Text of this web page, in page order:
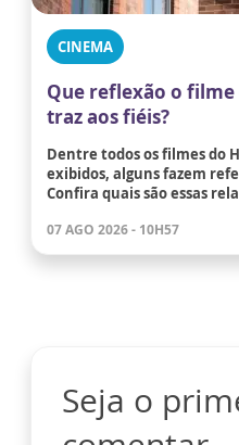
CINEMA
Que reflexão o
traz aos fiéis?
Dentre todos os filmes do
exibidos, alguns fazem
Confira quais são essas
07 AGO 2026 - 10H57
Seja o